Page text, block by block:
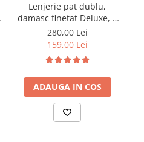
Lenjerie pat dublu,
damasc finetat Deluxe, 6
piese, cearceaf pat cu
elastic, Maro
280,00 Lei
159,00 Lei
ADAUGA IN COS